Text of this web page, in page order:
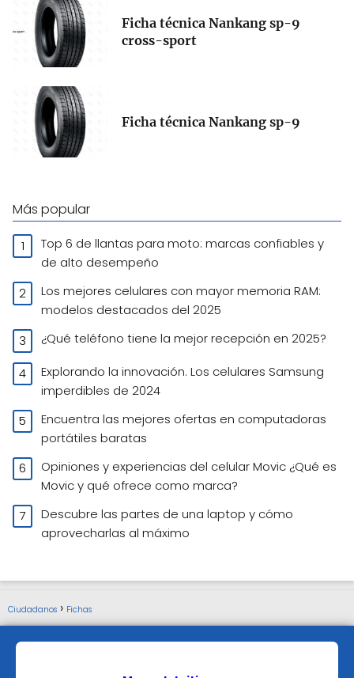
Ficha técnica Nankang sp-9
cross-sport
Ficha técnica Nankang sp-9
Más popular
Top 6 de llantas para moto: marcas confiables y
de alto desempeño
Los mejores celulares con mayor memoria RAM:
modelos destacados del 2025
¿Qué teléfono tiene la mejor recepción en 2025?
Explorando la innovación. Los celulares Samsung
imperdibles de 2024
Encuentra las mejores ofertas en computadoras
portátiles baratas
Opiniones y experiencias del celular Movic ¿Qué es
Movic y qué ofrece como marca?
Descubre las partes de una laptop y cómo
aprovecharlas al máximo
Ciudadanos Fichas